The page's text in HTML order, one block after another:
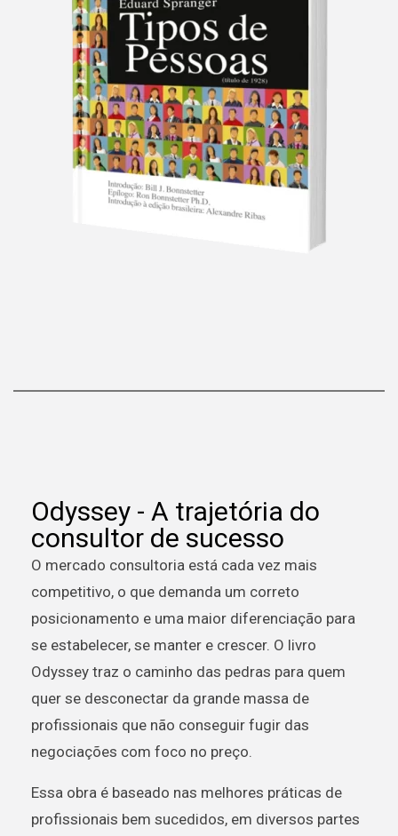
Odyssey - A trajetória do
consultor de sucesso
O mercado consultoria está cada vez mais
competitivo, o que demanda um correto
posicionamento e uma maior diferenciação para
se estabelecer, se manter e crescer. O livro
Odyssey traz o caminho das pedras para quem
quer se desconectar da grande massa de
profissionais que não conseguir fugir das
negociações com foco no preço.
Essa obra é baseado nas melhores práticas de
profissionais bem sucedidos, em diversos partes